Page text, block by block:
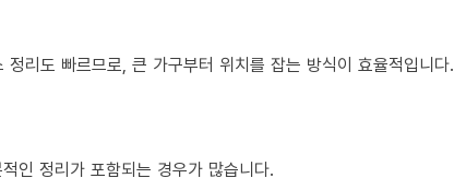
리도 빠르므로, 큰 가구부터 위치를 잡는 방식이 효율적입니다.
인 정리가 포함되는 경우가 많습니다.